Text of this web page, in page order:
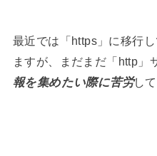
最近では「https」に移行
ますが、まだまだ「http」
報を集めたい際に苦労し